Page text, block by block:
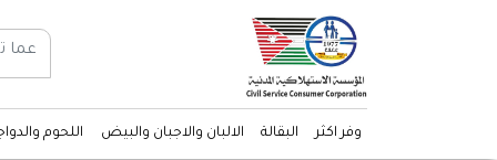
وفر اكثر البقالة الالبان والاجبان والبيض اللحوم